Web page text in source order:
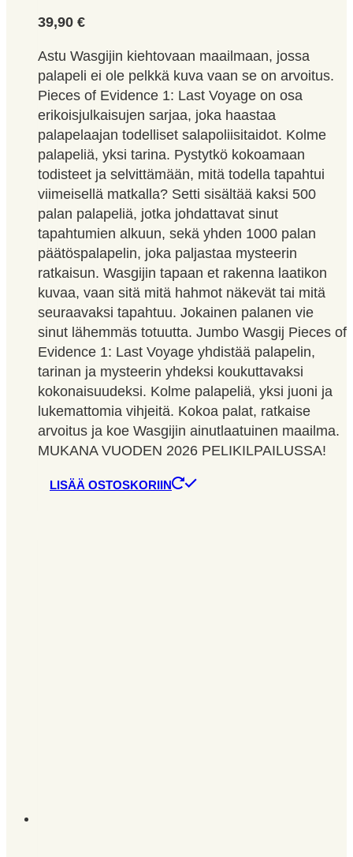
39,90 €
Astu Wasgijin kiehtovaan maailmaan, jossa
palapeli ei ole pelkkä kuva vaan se on arvoitus.
Pieces of Evidence 1: Last Voyage on osa
erikoisjulkaisujen sarjaa, joka haastaa
palapelaajan todelliset salapoliisitaidot. Kolme
palapeliä, yksi tarina. Pystytkö kokoamaan
todisteet ja selvittämään, mitä todella tapahtui
viimeisellä matkalla? Setti sisältää kaksi 500
palan palapeliä, jotka johdattavat sinut
tapahtumien alkuun, sekä yhden 1000 palan
päätöspalapelin, joka paljastaa mysteerin
ratkaisun. Wasgijin tapaan et rakenna laatikon
kuvaa, vaan sitä mitä hahmot näkevät tai mitä
seuraavaksi tapahtuu. Jokainen palanen vie
sinut lähemmäs totuutta. Jumbo Wasgij Pieces of
Evidence 1: Last Voyage yhdistää palapelin,
tarinan ja mysteerin yhdeksi koukuttavaksi
kokonaisuudeksi. Kolme palapeliä, yksi juoni ja
lukemattomia vihjeitä. Kokoa palat, ratkaise
arvoitus ja koe Wasgijin ainutlaatuinen maailma.
MUKANA VUODEN 2026 PELIKILPAILUSSA!
LISÄÄ OSTOSKORIIN